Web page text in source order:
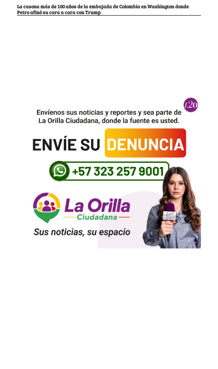
La casona más de 100 años de la embajada de Colombia en Washington donde
Petro afinó su cara a cara con Trump